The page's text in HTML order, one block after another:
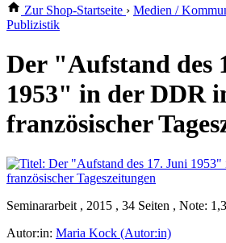
Zur Shop-Startseite › Medien /
Publizistik
Der "Aufstand des
1953" in der DDR
französischer
Seminararbeit , 2015 , 34 Seiten , Note: 1,3
Autor:in: Maria Kock (Autor:in)